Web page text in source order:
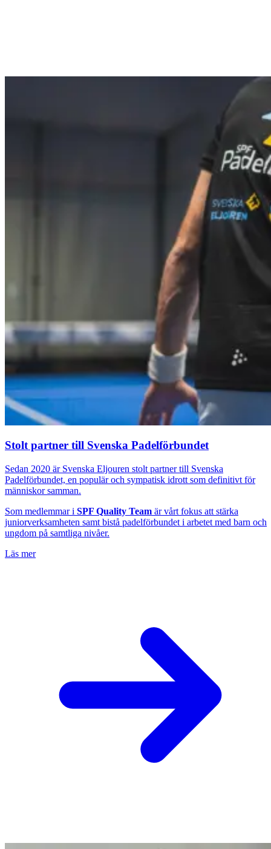
Stolt partner till Svenska Padelförbundet
Sedan 2020 är Svenska Eljouren stolt partner till Svenska
Padelförbundet, en populär och sympatisk idrott som definitivt för
människor samman.
Som medlemmar i SPF Quality Team är vårt fokus att stärka
juniorverksamheten samt bistå padelförbundet i arbetet med barn och
ungdom på samtliga nivåer.
Läs mer